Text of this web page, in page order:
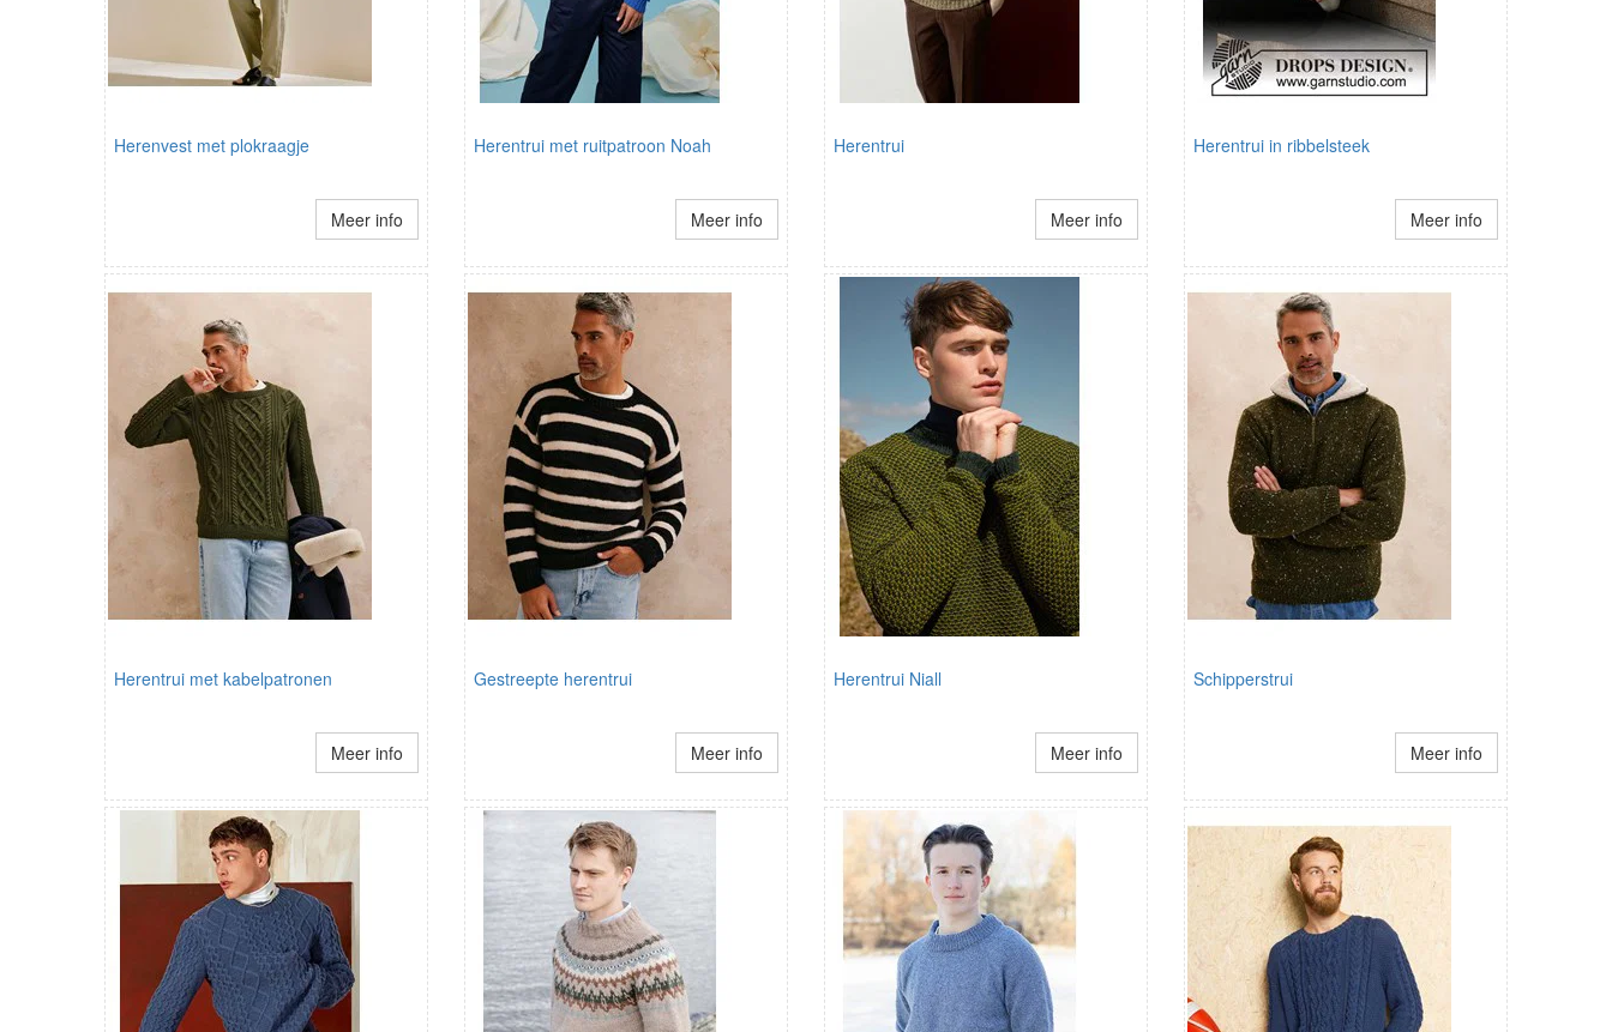
Herenvest met plokraagje
Meer info
Herentrui met ruitpatroon Noah
Meer info
Herentrui
Meer info
Herentrui in ribbelsteek
Meer info
Herentrui met kabelpatronen
Meer info
Gestreepte herentrui
Meer info
Herentrui Niall
Meer info
Schipperstrui
Meer info